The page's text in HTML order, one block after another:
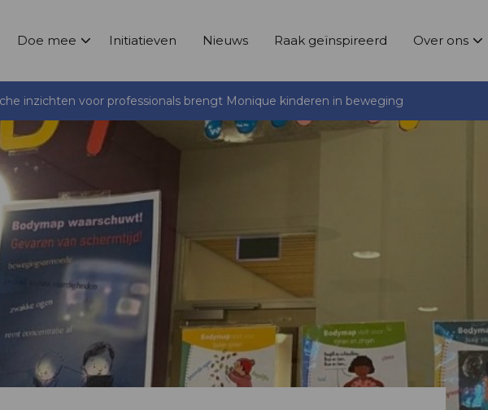
Doe mee Initiatieven Nieuws Raak geïnspireerd Over ons
inzichten voor professionals brengt Monique kinderen in beweging